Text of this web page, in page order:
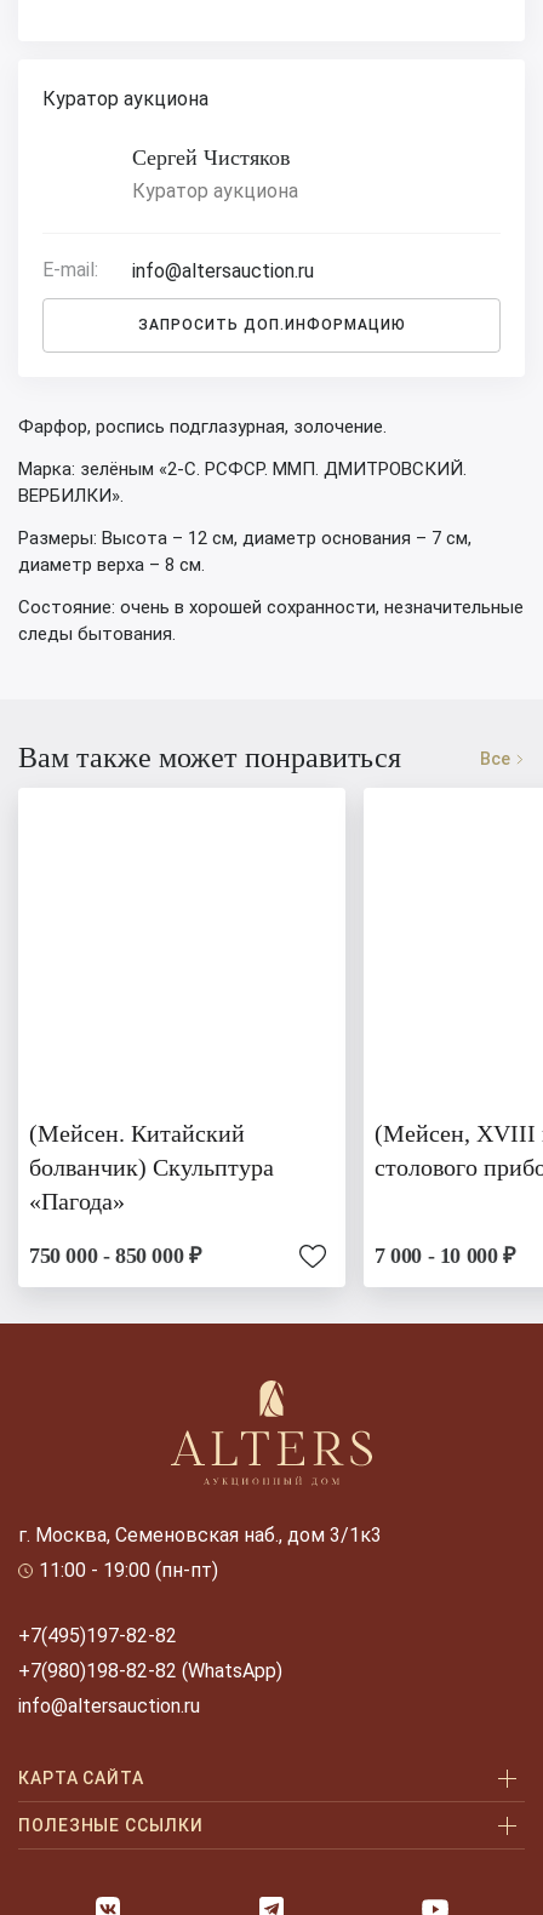
Куратор аукциона
Сергей Чистяков
Куратор аукциона
E-mail: info@altersauction.ru
ЗАПРОСИТЬ ДОП.ИНФОРМАЦИЮ
Фарфор, роспись подглазурная, золочение.
Марка: зелёным «2-С. РСФСР. ММП. ДМИТРОВСКИЙ.
ВЕРБИЛКИ».
Размеры: Высота – 12 см, диаметр основания – 7 см,
диаметр верха – 8 см.
Состояние: очень в хорошей сохранности, незначительные
следы бытования.
Вам также может понравиться Все
(Мейсен. Китайский
болванчик) Скульптура
«Пагода»
750 000 - 850 000 ₽
(Мейсен, XVIII
столового
7 000 - 10 000 ₽
г. Москва, Семеновская наб., дом 3/1к3
11:00 - 19:00 (пн-пт)
+7(495)197-82-82
+7(980)198-82-82 (WhatsApp)
info@altersauction.ru
КАРТА САЙТА
Аукционы
ПОЛЕЗНЫЕ ССЫЛКИ